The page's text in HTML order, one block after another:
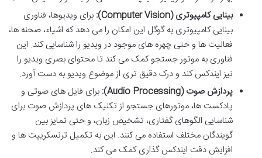
بینایی کامپیوتری (Computer Vision):
برای ویدیوها، فناوری
بینایی کامپیوتری به گوگل این امکان را می دهد که اشیاء، صحنه ها،
فعالیت ها و حتی چهره های موجود در ویدیو را شناسایی کند. این
فناوری به موتور جستجو کمک می کند تا محتوای بصری ویدیو را
نیز ایندکس کند و درک دقیق تری از موضوع ویدیو به دست آورد.
پردازش صوت (Audio Processing):
برای فایل های صوتی و
پادکست ها، موتورهای جستجو از تکنیک های پردازش صوت برای
شناسایی الگوهای گفتاری، تشخیص زبان، و حتی تمایز بین
گویندگان مختلف استفاده می کنند. این به تکمیل ترنسکریپت ها و
افزایش دقت ایندکس گذاری کمک می کند.